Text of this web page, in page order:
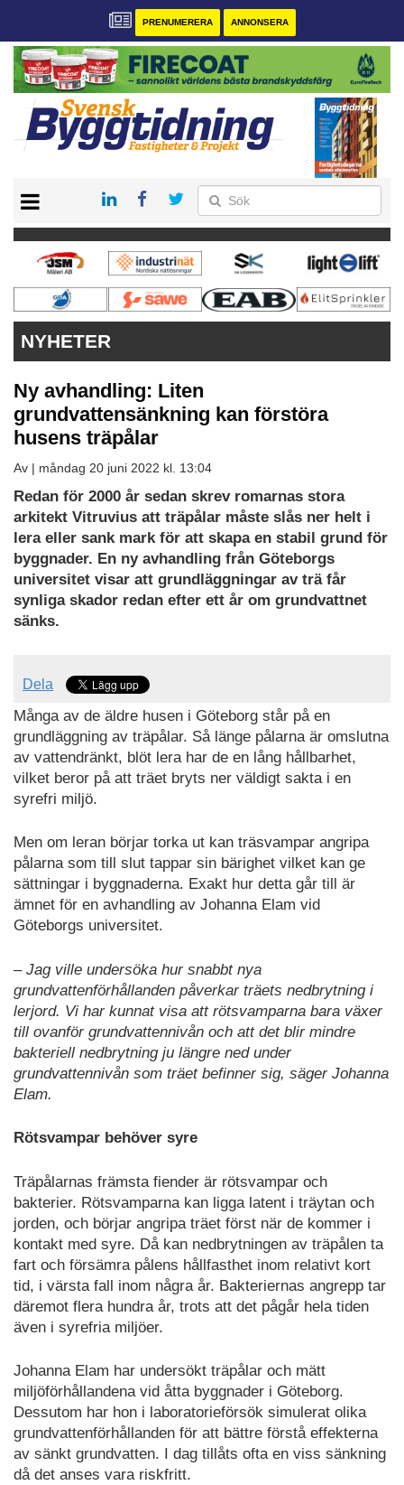
PRENUMERERA ANNONSERA
PRENUMERERA
VÅRA ANDRA MAGASIN
ANNONSERA
KONTAKT
NYHETER
Ny avhandling: Liten
grundvattensänkning kan förstöra
husens träpålar
Av | måndag 20 juni 2022 kl. 13:04
Redan för 2000 år sedan skrev romarnas stora
arkitekt Vitruvius att träpålar måste slås ner helt i
lera eller sank mark för att skapa en stabil grund för
byggnader. En ny avhandling från Göteborgs
universitet visar att grundläggningar av trä får
synliga skador redan efter ett år om grundvattnet
sänks.
Dela
Många av de äldre husen i Göteborg står på en
grundläggning av träpålar. Så länge pålarna är omslutna
av vattendränkt, blöt lera har de en lång hållbarhet,
vilket beror på att träet bryts ner väldigt sakta i en
syrefri miljö.
Men om leran börjar torka ut kan träsvampar angripa
pålarna som till slut tappar sin bärighet vilket kan ge
sättningar i byggnaderna. Exakt hur detta går till är
ämnet för en avhandling av Johanna Elam vid
Göteborgs universitet.
– Jag ville undersöka hur snabbt nya
grundvattenförhållanden påverkar träets nedbrytning i
lerjord. Vi har kunnat visa att rötsvamparna bara växer
till ovanför grundvattennivån och att det blir mindre
bakteriell nedbrytning ju längre ned under
grundvattennivån som träet befinner sig, säger Johanna
Elam.
Rötsvampar behöver syre
Träpålarnas främsta fiender är rötsvampar och
bakterier. Rötsvamparna kan ligga latent i träytan och
jorden, och börjar angripa träet först när de kommer i
kontakt med syre. Då kan nedbrytningen av träpålen ta
fart och försämra pålens hållfasthet inom relativt kort
tid, i värsta fall inom några år. Bakteriernas angrepp tar
däremot flera hundra år, trots att det pågår hela tiden
även i syrefria miljöer.
Johanna Elam har undersökt träpålar och mätt
miljöförhållandena vid åtta byggnader i Göteborg.
Dessutom har hon i laboratorieförsök simulerat olika
grundvattenförhållanden för att bättre förstå effekterna
av sänkt grundvatten. I dag tillåts ofta en viss sänkning
då det anses vara riskfritt.